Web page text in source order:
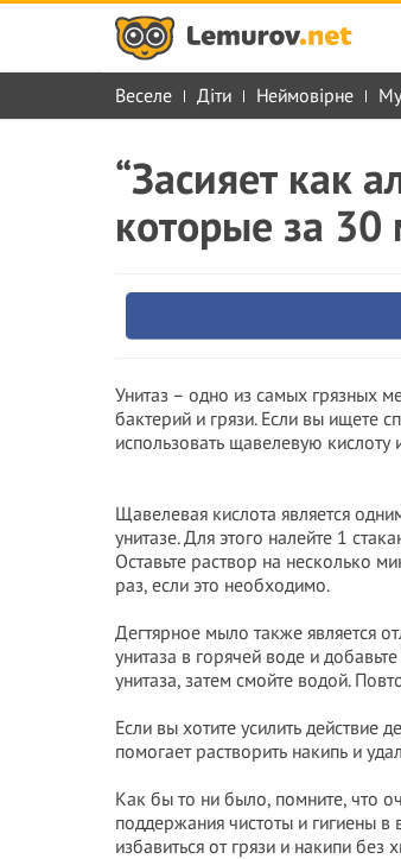
Веселе Діти Неймовірне
“Засияет как
которые за 30
Унитаз – одно из самых грязных
бактерий и грязи. Если вы ищете
использовать щавелевую кислоту
Щавелевая кислота является
унитазе. Для этого налейте 1
Оставьте раствор на несколько
раз, если это необходимо.
Дегтярное мыло также является
унитаза в горячей воде и
унитаза, затем смойте водой.
Если вы хотите усилить действие
помогает растворить накипь и
Как бы то ни было, помните, что
поддержания чистоты и гигиены
избавиться от грязи и накипи